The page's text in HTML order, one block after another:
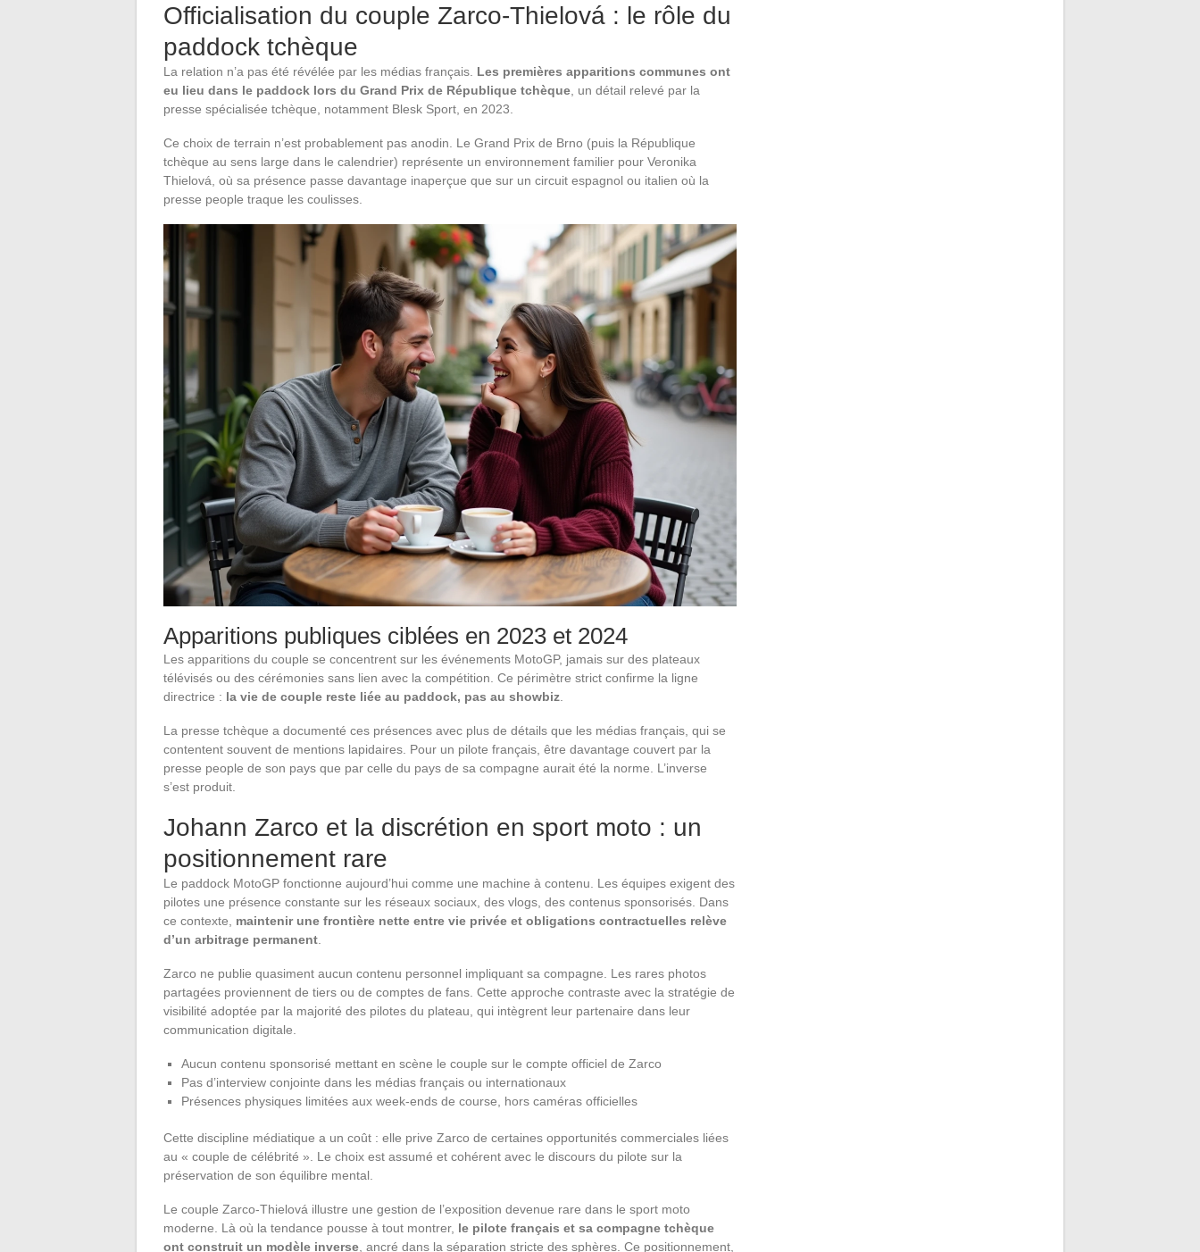
Officialisation du couple Zarco-Thielová : le rôle du
paddock tchèque
La relation n’a pas été révélée par les médias français. Les premières apparitions communes ont
eu lieu dans le paddock lors du Grand Prix de République tchèque , un détail relevé par la
presse spécialisée tchèque, notamment Blesk Sport, en 2023.
Ce choix de terrain n’est probablement pas anodin. Le Grand Prix de Brno (puis la République
tchèque au sens large dans le calendrier) représente un environnement familier pour Veronika
Thielová, où sa présence passe davantage inaperçue que sur un circuit espagnol ou italien où la
presse people traque les coulisses.
Apparitions publiques ciblées en 2023 et 2024
Les apparitions du couple se concentrent sur les événements MotoGP, jamais sur des plateaux
télévisés ou des cérémonies sans lien avec la compétition. Ce périmètre strict confirme la ligne
directrice : la vie de couple reste liée au paddock, pas au showbiz
La presse tchèque a documenté ces présences avec plus de détails que les médias français, qui se
contentent souvent de mentions lapidaires. Pour un pilote français, être davantage couvert par la
presse people de son pays que par celle du pays de sa compagne aurait été la norme. L’inverse
s’est produit.
Johann Zarco et la discrétion en sport moto : un
positionnement rare
Le paddock MotoGP fonctionne aujourd’hui comme une machine à contenu. Les équipes exigent des
pilotes une présence constante sur les réseaux sociaux, des vlogs, des contenus sponsorisés. Dans
ce contexte, maintenir une frontière nette entre vie privée et obligations contractuelles relève
d’un arbitrage permanent
Zarco ne publie quasiment aucun contenu personnel impliquant sa compagne. Les rares photos
partagées proviennent de tiers ou de comptes de fans. Cette approche contraste avec la stratégie de
visibilité adoptée par la majorité des pilotes du plateau, qui intègrent leur partenaire dans leur
communication digitale.
Aucun contenu sponsorisé mettant en scène le couple sur le compte officiel de Zarco
Pas d’interview conjointe dans les médias français ou internationaux
Présences physiques limitées aux week-ends de course, hors caméras officielles
Cette discipline médiatique a un coût : elle prive Zarco de certaines opportunités commerciales liées
au « couple de célébrité ». Le choix est assumé et cohérent avec le discours du pilote sur la
préservation de son équilibre mental.
Le couple Zarco-Thielová illustre une gestion de l’exposition devenue rare dans le sport moto
moderne. Là où la tendance pousse à tout montrer, le pilote français et sa compagne tchèque
ont construit un modèle inverse , ancré dans la séparation stricte des sphères. Ce positionnement,